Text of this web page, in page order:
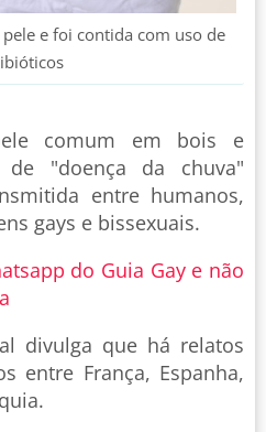
pele e foi contida com uso de
comum em bois e
de "doença da chuva"
entre humanos,
gays e bissexuais.
do Guia Gay e não
divulga que há relatos
entre França, Espanha,